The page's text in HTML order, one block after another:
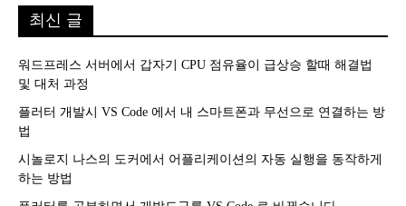
최신 글
워드프레스 서버에서 갑자기 CPU 점유율이 급상승 할때 해결법
및 대처 과정
플러터 개발시 VS Code 에서 내 스마트폰과 무선으로 연결하는 방
법
시놀로지 나스의 도커에서 어플리케이션의 자동 실행을 동작하게
하는 방법